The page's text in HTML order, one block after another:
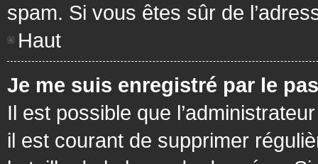
spam. Si vous êtes sûr de
Haut
Je me suis enregistré par le
Il est possible que
il est courant de supprimer